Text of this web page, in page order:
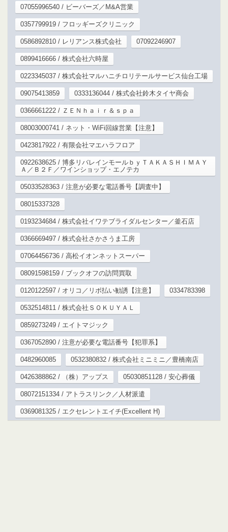
07055996540 / ビーバーズ／M&A営業
0357799919 / フロッギーズクリニック
0586892810 / レリアンス株式会社 07092246907
0899416666 / 株式会社六時屋
0223345037 / 株式会社マルハニチロリテールサービス仙台工場
09075413859 0333136044 / 株式会社鈴木タイヤ商会
0366661222 / ＺＥＮｈａｉｒ＆ｓｐａ
08003000741 / ネット・WiFi回線営業【注意】
0423817922 / 有限会社マエハラフロア
0922638625 / 博多リバレインモールｂｙＴＡＫＡＳＨＩＭＡＹ
Ａ／Ｂ２Ｆ／ワインショップ・エノテカ
05033528363 / 注意が必要な電話番号【調査中】
08015337328
0193234684 / 株式会社イワテブライダルセンター／釜石店
0366669497 / 株式会社さかさうま工房
07064456736 / 高松イオンネットスーパー
08091598159 / ブックオフの訪問買取
0120122597 / オリコ／リボ払い勧誘【注意】 0334783398
0532514811 / 株式会社ＳＯＫＵＹＡＬ
0859273249 / エイトマジック
0367052890 / 注意が必要な電話番号【犯罪系】
0482960085 0532380832 / 株式会社ミニミニ／豊橋南店
0426388862 / （株）アップス 05030851128 / 安心葬儀
08072151334 / アトラスリンク／人材派遣
0369081325 / エクセレントエイチ(Excellent H)